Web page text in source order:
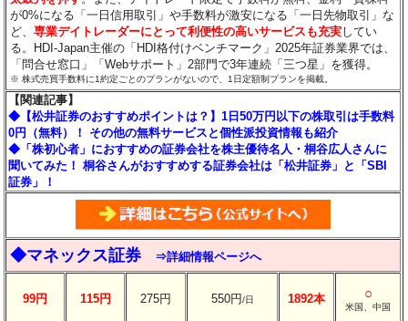
が0%になる「一日信用取引」や手数料が激安になる「一日先物取引」な
ど、専業デイトレーダーにとって利便性の高いサービスも充実してい
る。HDI-Japan主催の「HDI格付けベンチマーク」2025年証券業界では、
「問合せ窓口」「Webサポート」2部門で3年連続「三つ星」を獲得。
※ 株式売買手数料に1約定ごとのプランがないので、1日定額制プランを掲載。
【関連記事】
◆【松井証券のおすすめポイントは？】1日50万円以下の株取引は手数料
0円（無料）！ その他の無料サービスと個性派投資情報も紹介
◆「株初心者」におすすめの証券会社を株主優待名人・桐谷広人さんに
聞いてみた！ 桐谷さんがおすすめする証券会社は「松井証券」と「SBI
証券」！
◆マネックス証券 ⇒詳細情報ページへ
99円 115円 275円 550円/日 1892本 ○
米国、中国